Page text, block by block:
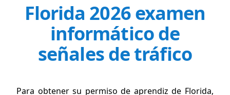
Florida 2026 examen
informático de
señales de tráfico
Para obtener su permiso de aprendiz de Florida,